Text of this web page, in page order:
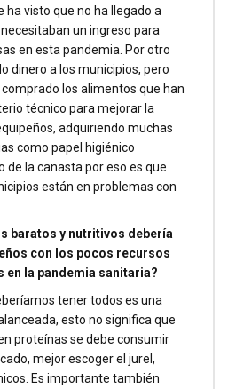
ha visto que no ha llegado a
un ingreso para
en esta pandemia. Por otro
dinero a los municipios, pero
los alimentos que han
técnico para mejorar la
adquiriendo muchas
como papel higiénico
de la canasta por eso es que
están en problemas con
baratos y nutritivos debería
con los pocos recursos
en la pandemia sanitaria?
tener todos es una
esto no significa que
proteínas se debe consumir
mejor escoger el jurel,
Es importante también